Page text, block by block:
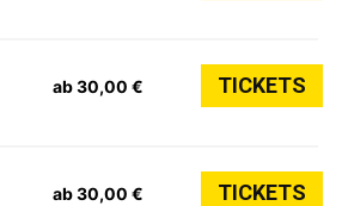
ab 30,00 € TICKETS
ab 30,00 € TICKETS